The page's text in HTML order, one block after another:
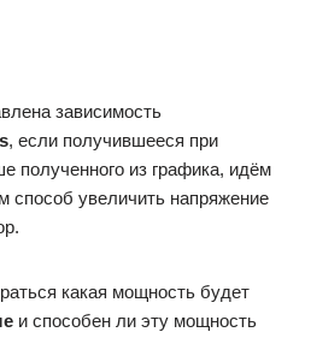
зависимость
, если получившееся при
полученного из графика, идём
увеличить напряжение
какая мощность будет
и способен ли эту мощность